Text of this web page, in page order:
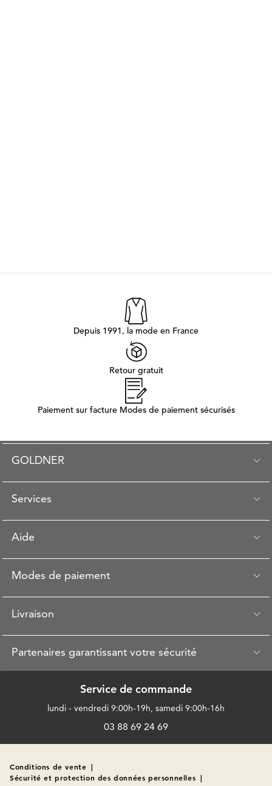
Depuis 1991, la mode en France
Retour gratuit
Paiement sur facture Modes de paiement sécurisés
GOLDNER
Services
Aide
Modes de paiement
Livraison
Partenaires garantissant votre sécurité
Service de commande
lundi - vendredi 9:00h-19h, samedi 9:00h-16h
03 88 69 24 69
Conditions de vente |
Sécurité et protection des données personnelles |